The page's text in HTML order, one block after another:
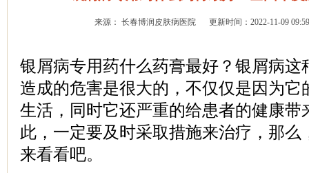
来源： 长春博润皮肤病医院 更新时间：2022-11-09
银屑病专用药什么药膏最好？银屑病这
造成的危害是很大的，不仅仅是因为它
生活，同时它还严重的给患者的健康带
此，一定要及时采取措施来治疗，那么
来看看吧。